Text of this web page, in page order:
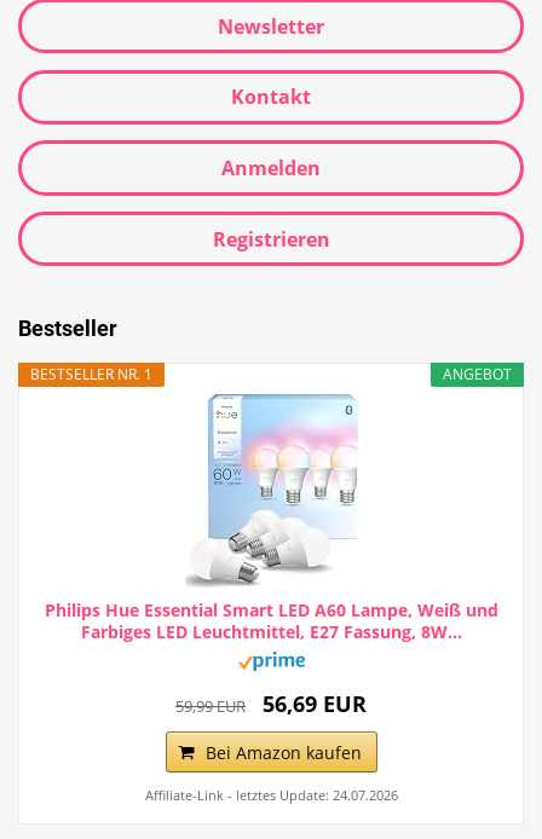
Newsletter
Kontakt
Anmelden
Registrieren
Bestseller
ANGEBOT
BESTSELLER NR. 1
Philips Hue Essential Smart LED A60 Lampe, Weiß und
Farbiges LED Leuchtmittel, E27 Fassung, 8W...
59,99 EUR 56,69 EUR
Bei Amazon kaufen
Affiliate-Link - letztes Update: 24.07.2026